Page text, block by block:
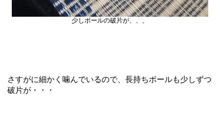
少しボールの破片が、、、
さすがに細かく噛んでいるので、長持ちボールも少しずつ
破片が・・・